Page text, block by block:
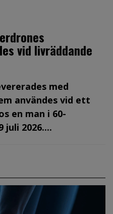
vid livräddande
med
användes vid ett
en man i 60-
juli 2026....